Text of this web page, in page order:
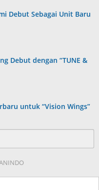
Debut Sebagai Unit Baru
Debut dengan “TUNE &
untuk “Vision Wings”